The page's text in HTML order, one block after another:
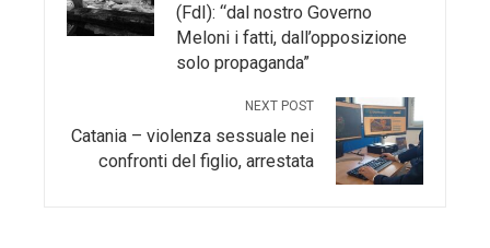
(FdI): “dal nostro Governo
Meloni i fatti, dall’opposizione
solo propaganda”
NEXT POST
Catania – violenza sessuale nei
confronti del figlio, arrestata